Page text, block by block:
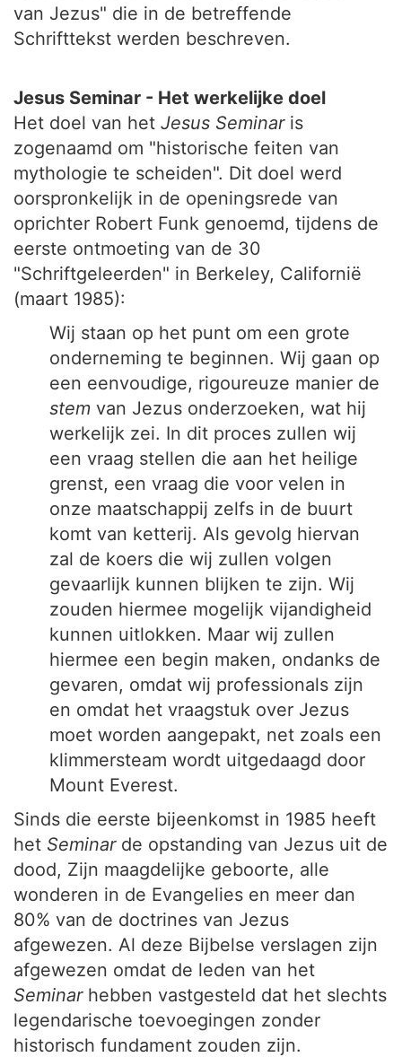
van Jezus" die in de betreffende
Schrifttekst werden beschreven.
Jesus Seminar - Het werkelijke doel
Het doel van het Jesus Seminaris
zogenaamd om "historische feiten van
mythologie te scheiden". Dit doel werd
oorspronkelijk in de openingsrede van
oprichter Robert Funk genoemd, tijdens de
eerste ontmoeting van de 30
"Schriftgeleerden" in Berkeley, Californië
(maart 1985):
Wij staan op het punt om een grote
onderneming te beginnen. Wij gaan op
een eenvoudige, rigoureuze manier de
stem van Jezus onderzoeken, wat hij
werkelijk zei. In dit proces zullen wij
een vraag stellen die aan het heilige
grenst, een vraag die voor velen in
onze maatschappij zelfs in de buurt
komt van ketterij. Als gevolg hiervan
zal de koers die wij zullen volgen
gevaarlijk kunnen blijken te zijn. Wij
zouden hiermee mogelijk vijandigheid
kunnen uitlokken. Maar wij zullen
hiermee een begin maken, ondanks de
gevaren, omdat wij professionals zijn
en omdat het vraagstuk over Jezus
moet worden aangepakt, net zoals een
klimmersteam wordt uitgedaagd door
Mount Everest.
Sinds die eerste bijeenkomst in 1985 heeft
het Seminarde opstanding van Jezus uit de
dood, Zijn maagdelijke geboorte, alle
wonderen in de Evangelies en meer dan
80% van de doctrines van Jezus
afgewezen. Al deze Bijbelse verslagen zijn
afgewezen omdat de leden van het
Seminarhebben vastgesteld dat het slechts
legendarische toevoegingen zonder
historisch fundament zouden zijn.